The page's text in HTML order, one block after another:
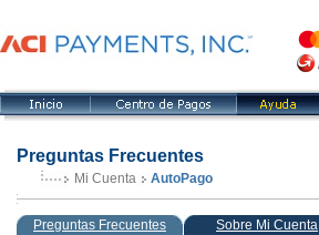
Preguntas Frecuentes
Mi Cuenta AutoPago
Preguntas Frecuentes
Sobre Mi Cuenta